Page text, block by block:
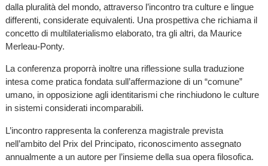
dalla pluralità del mondo, attraverso l’incontro tra culture e lingue
differenti, considerate equivalenti. Una prospettiva che richiama il
concetto di multilaterialismo elaborato, tra gli altri, da Maurice
Merleau-Ponty.
La conferenza proporrà inoltre una riflessione sulla traduzione
intesa come pratica fondata sull’affermazione di un “comune”
umano, in opposizione agli identitarismi che rinchiudono le culture
in sistemi considerati incomparabili.
L’incontro rappresenta la conferenza magistrale prevista
nell’ambito del Prix del Principato, riconoscimento assegnato
annualmente a un autore per l’insieme della sua opera filosofica.